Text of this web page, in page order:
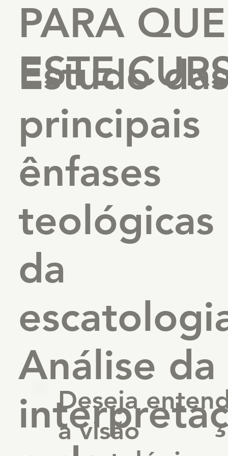
Deseja
a visão
PARA
ESTE
Estudo
principais
ênfases
teológicas
da
Análise da